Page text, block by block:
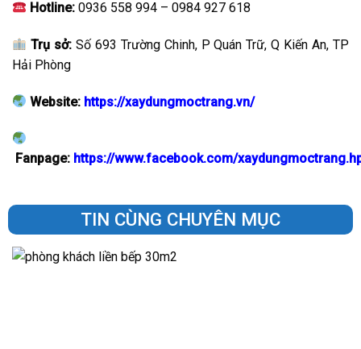
Hotline: 0936 558 994 – 0984 927 618
Trụ sở: Số 693 Trường Chinh, P Quán Trữ, Q Kiến An, TP
Hải Phòng
Website: https://xaydungmoctrang.vn/
Fanpage: https://www.facebook.com/
TIN CÙNG CHUYÊN MỤC